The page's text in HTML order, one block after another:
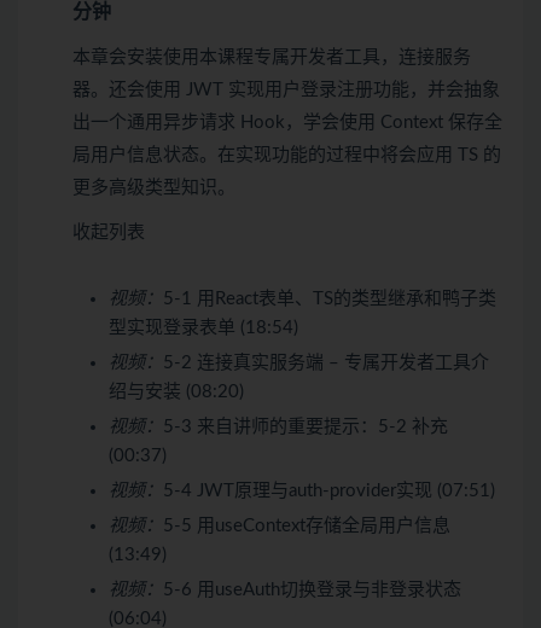
分钟
本章会安装使用本课程专属开发者工具，连接服务
器。还会使用 JWT 实现用户登录注册功能，并会抽象
出一个通用异步请求 Hook，学会使用 Context 保存全
局用户信息状态。在实现功能的过程中将会应用 TS 的
更多高级类型知识。
收起列表
视频： 5-1 用React表单、TS的类型继承和鸭子类
型实现登录表单 (18:54)
视频： 5-2 连接真实服务端 – 专属开发者⼯具介
绍与安装 (08:20)
视频： 5-3 来自讲师的重要提示：5-2 补充
(00:37)
视频： 5-4 JWT原理与auth-provider实现 (07:51)
视频： 5-5 用useContext存储全局用户信息
(13:49)
视频： 5-6 用useAuth切换登录与非登录状态
(06:04)